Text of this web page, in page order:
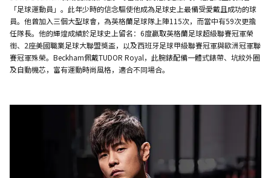
「足球運動員」。此年少時的信念驅使他成為足球史上最備受愛戴且成功的球
員。他曾加入三個大型球會，為英格蘭足球隊上陣115次，而當中有59次更擔
任隊長。他的輝煌成績於足球史上留名：6度贏取英格蘭足球超級聯賽冠軍榮
銜、2座美國職業足球大聯盟獎盃，以及西班牙足球甲級聯賽冠軍與歐洲冠軍聯
賽冠軍殊榮。Beckham佩戴TUDOR Royal，此腕錶配備一體式錶帶、坑紋外圈
及自動機芯，富有運動時尚風格，適合不同場合。